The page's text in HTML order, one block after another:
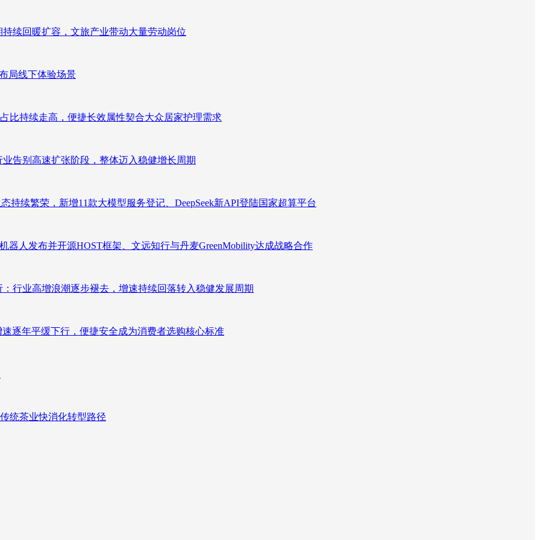
续回暖扩容，文旅产业带动大量劳动岗位
局线下体验场景
比持续走高，便捷长效属性契合大众居家护理需求
告别高速扩张阶段，整体迈入稳健增长周期
续繁荣，新增11款大模型服务登记、DeepSeek新API登陆国家超算平台
器人发布并开源HOST框架、文远知行与丹麦GreenMobility达成战略合作
行业高增浪潮逐步褪去，增速持续回落转入稳健发展周期
逐年平缓下行，便捷安全成为消费者选购核心标准
统茶业快消化转型路径